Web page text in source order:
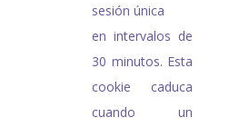
sesión única
en intervalos de
30 minutos. Esta
cookie caduca
cuando un